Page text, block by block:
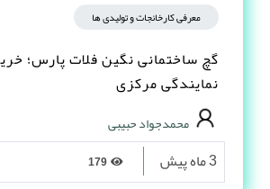
معرفی کارخانجات و تولیدی ها
گچ ساختمانی نگین فلات پارس؛
نمایندگی مرکزی
محمدجواد حبیبی
3 ماه پیش